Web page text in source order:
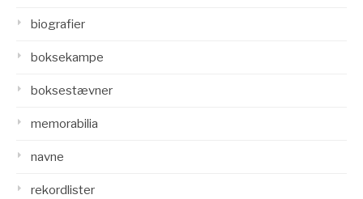
biografier
boksekampe
boksestævner
memorabilia
navne
rekordlister